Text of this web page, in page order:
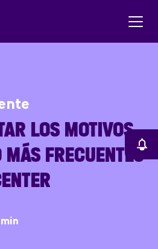
LOS MOTIVOS
MÁS FRECUENTES